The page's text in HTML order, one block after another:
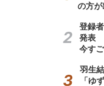
の方
登録
発表
今す
羽生
「ゆ